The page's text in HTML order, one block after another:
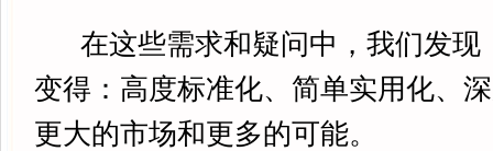
在这些需求和疑问中，我们发现
变得：高度标准化、简单实用化、
更大的市场和更多的可能。